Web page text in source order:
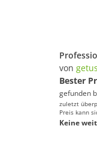
Inline-Skates &
Kampfsport
Kanu-Sport
Kiteboarden
Klettern &
von
Bester
gefunden
zuletzt
Preis kann
Keine